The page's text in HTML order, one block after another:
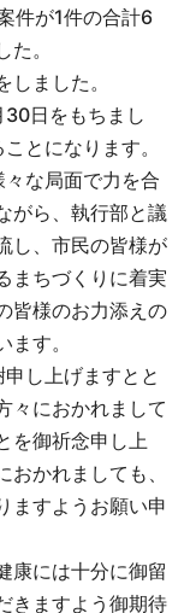
件が1件の合計6
。
ました。
日をもちまし
とになります。
な局面で力を合
がら、執行部と議
し、市民の皆様が
まちづくりに着実
皆様のお力添えの
す。
し上げますとと
々におかれまして
を御祈念申し上
かれましても、
ますようお願い申
康には十分に御留
きますよう御期待